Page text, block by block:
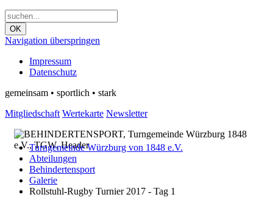
OK
Navigation überspringen
Impressum
Datenschutz
gemeinsam • sportlich • stark
Mitgliedschaft Wertekarte Newsletter
Turngemeinde Würzburg von 1848 e.V.
Abteilungen
Behindertensport
Galerie
Rollstuhl-Rugby Turnier 2017 - Tag 1